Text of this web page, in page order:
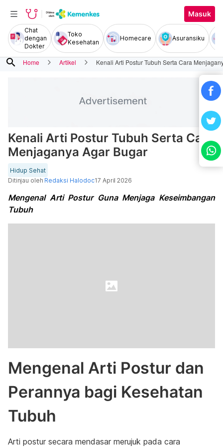
Masuk
Chat
dengan
Dokter
Toko
Kesehatan
Homecare Asuransiku
search Home Artikel Kenali Arti Postur Tubuh Serta Cara
Kenali Arti Postur Tubuh Serta Cara
Menjaganya Agar Bugar
Hidup Sehat
Ditinjau oleh Redaksi Halodoc17 April 2026
Mengenal Arti Postur Guna Menjaga Keseimbangan
Tubuh
Mengenal Arti Postur dan
Perannya bagi Kesehatan
Tubuh
Arti postur secara mendasar merujuk pada cara